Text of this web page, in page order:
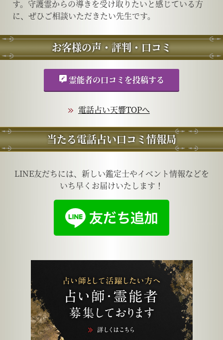
す。守護霊からの導きを受け取りたいと感じている方
に、ぜひご相談いただきたい先生です。
お客様の声・評判・口コミ
霊能者の口コミを投稿する
電話占い天響TOPへ
当たる電話占い口コミ情報局
LINE友だちには、新しい鑑定士やイベント情報などを
いち早くお届けいたします！